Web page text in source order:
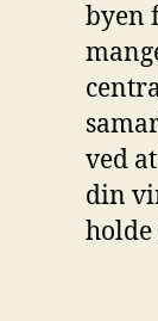
byen
ved
din
holde